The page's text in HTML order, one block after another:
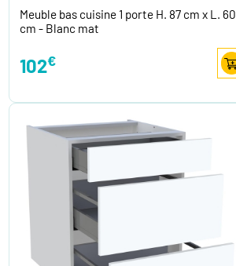
Meuble bas cuisine 1 porte H. 87 cm x L. 60
cm - Blanc mat
102€